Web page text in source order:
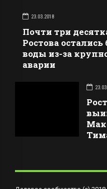
23.03.2018
Почти три
Ростова остались
воды из-за
аварии